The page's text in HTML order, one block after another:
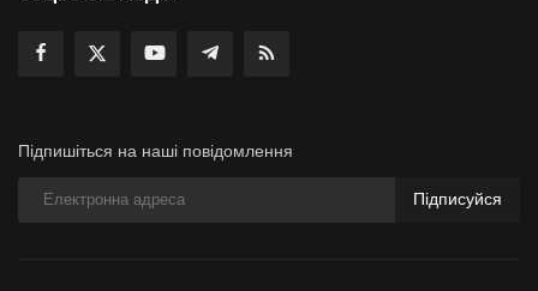
Підпишіться на наші повідомлення
Підписуйся